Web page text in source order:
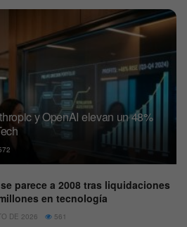
y OpenAI elevan un 48%
parece a 2008 tras liquidaciones
en tecnología
DE 2026 561